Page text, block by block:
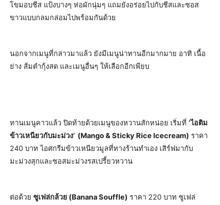
โขมอบชีส แป้งบางๆ ห่อผักนุ่มๆ แถมยังอร่อยไปกับชีสและซอส
ขาวแบบกลมกล่อมไปพร้อมกันด้วย
นอกจากเมนูที่กล่าวมาแล้ว ยังมีเมนูน่าทานอีกมากมาย อาทิ เนื้อ
ย่าง ส้มตำกุ้งสด และเมนูอื่นๆ ให้เลือกอีกเพียบ
ทานเมนูคาวแล้ว ปิดท้ายด้วยเมนูของหวานสักหน่อย เริ่มที่ ‘ไอติม
ข้าวเหนียวกับมะม่วง’ (Mango & Sticky Rice Icecream) ราคา
240 บาท ไอศกรีมข้าวเหนียวมูลที่ทางร้านทำเอง เสิร์ฟมากับ
มะม่วงสุกและซอสมะม่วงรสเปรี้ยวหวาน
ต่อด้วย ซูเฟล่กล้วย (Banana Souffle) ราคา 220 บาท ซูเฟล่